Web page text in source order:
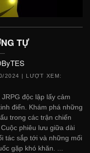
TỰ
2024
| LƯỢT XEM:
độc lập lấy cảm
điển. Khám phá những
trong các trận chiến
phiêu lưu giữa dài
tác sắp tới và những mối
gặp khó khăn. ...